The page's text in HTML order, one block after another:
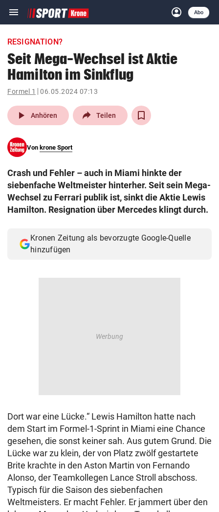
menu Navigation
ein-/ausklappen
account_circle
Anmelden
Abo
close Schließen
account_circle Anmelden
pin_drop
Wien arrow_right
search
eingeben
Muthgasse 2, 1190 Wien
RESIGNATION?
Seit Mega-Wechsel ist Aktie
Hamilton im Sinkflug
Formel 1 06.05.2024 07:13
play_arrow Anhören Teilen
Von krone Sport
Crash und Fehler – auch in Miami hinkte der
siebenfache Weltmeister hinterher. Seit sein Mega-
Wechsel zu Ferrari publik ist, sinkt die Aktie Lewis
Hamilton. Resignation über Mercedes klingt durch.
Kronen Zeitung als bevorzugte Google-Quelle
hinzufügen
Dort war eine Lücke.“ Lewis Hamilton hatte nach
dem Start im Formel-1-Sprint in Miami eine Chance
gesehen, die sonst keiner sah. Aus gutem Grund. Die
Lücke war zu klein, der von Platz zwölf gestartete
Brite krachte in den Aston Martin von Fernando
Alonso, der Teamkollegen Lance Stroll abschoss.
Typisch für die Saison des siebenfachen
Weltmeisters. Er macht Fehler. Er jammert über den